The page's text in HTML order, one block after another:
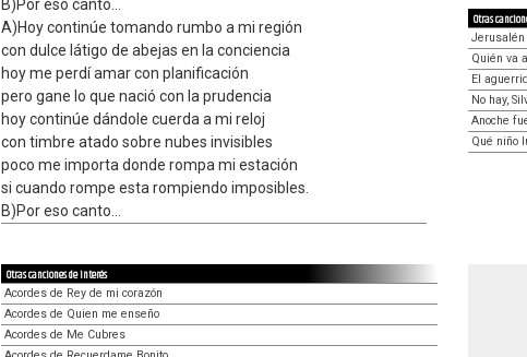
B)Por eso canto...
A)Hoy continúe tomando rumbo a mi región
con dulce látigo de abejas en la conciencia
hoy me perdí amar con planificación
pero gane lo que nació con la prudencia
hoy continúe dándole cuerda a mi reloj
con timbre atado sobre nubes invisibles
poco me importa donde rompa mi estación
si cuando rompe esta rompiendo imposibles.
B)Por eso canto...
Otras
Jerusalén
Quién va
El
No hay,
Anoche
Qué niño
Otras canciones de interés
Acordes de Rey de mi corazón
Acordes de Quien me enseño
Acordes de Me Cubres